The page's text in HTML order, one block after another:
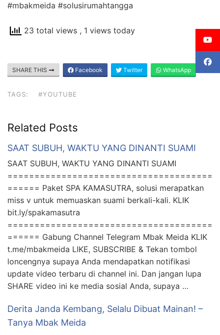
#mbakmeida #solusirumahtangga
23 total views , 1 views today
SHARE THIS Facebook Twitter WhatsApp
TAGS: #YOUTUBE
Related Posts
SAAT SUBUH, WAKTU YANG DINANTI SUAMI
SAAT SUBUH, WAKTU YANG DINANTI SUAMI
======================================
====== Paket SPA KAMASUTRA, solusi merapatkan
miss v untuk memuaskan suami berkali-kali. KLIK
bit.ly/spakamasutra
======================================
====== Gabung Channel Telegram Mbak Meida KLIK
t.me/mbakmeida LIKE, SUBSCRIBE & Tekan tombol
loncengnya supaya Anda mendapatkan notifikasi
update video terbaru di channel ini. Dan jangan lupa
SHARE video ini ke media sosial Anda, supaya …
Derita Janda Kembang, Selalu Dibuat Mainan! –
Tanya Mbak Meida